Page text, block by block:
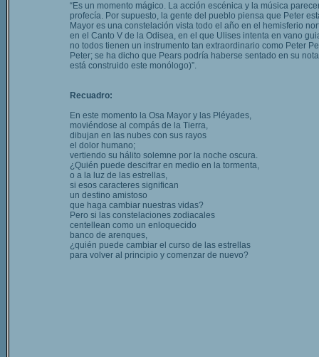
“Es un momento mágico. La acción escénica y la música
profecía. Por supuesto, la gente del pueblo piensa que Peter
Mayor es una constelación vista todo el año en el hemisferio
en el Canto V de la Odisea, en el que Ulises intenta en vano
no todos tienen un instrumento tan extraordinario como Peter
Peter; se ha dicho que Pears podría haberse sentado en su
está construido este monólogo)”.
Recuadro:
En este momento la Osa Mayor y las Pléyades,
moviéndose al compás de la Tierra,
dibujan en las nubes con sus rayos
el dolor humano;
vertiendo su hálito solemne por la noche oscura.
¿Quién puede descifrar en medio en la tormenta,
o a la luz de las estrellas,
si esos caracteres significan
un destino amistoso
que haga cambiar nuestras vidas?
Pero si las constelaciones zodiacales
centellean como un enloquecido
banco de arenques,
¿quién puede cambiar el curso de las estrellas
para volver al principio y comenzar de nuevo?